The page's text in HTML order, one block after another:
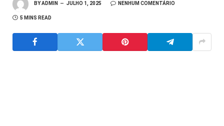
BYADMIN JULHO 1, 2025 NENHUM COMENTÁRIO
5 MINS READ